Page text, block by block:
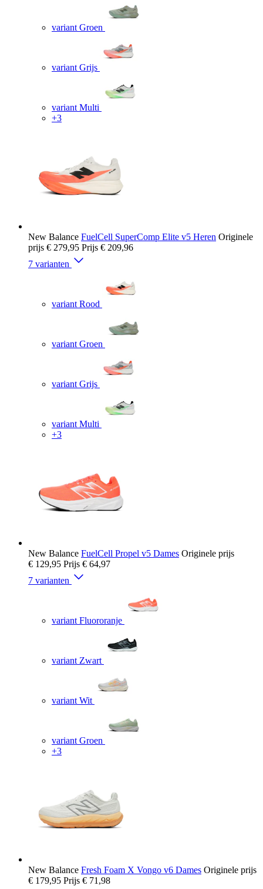
variant Groen
variant Grijs
variant Multi
+3
New Balance FuelCell SuperComp Elite v5 Heren Originele
prijs € 279,95 Prijs € 209,96
7 varianten
variant Rood
variant Groen
variant Grijs
variant Multi
+3
New Balance FuelCell Propel v5 Dames Originele prijs
€ 129,95 Prijs € 64,97
7 varianten
variant Fluororanje
variant Zwart
variant Wit
variant Groen
+3
New Balance Fresh Foam X Vongo v6 Dames Originele prijs
€ 179,95 Prijs € 71,98